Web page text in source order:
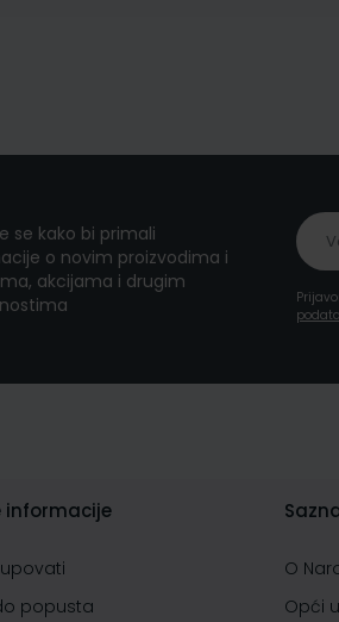
se kako bi primali
o novim proizvodima i
akcijama i drugim
informacije
popusta
O
Opći